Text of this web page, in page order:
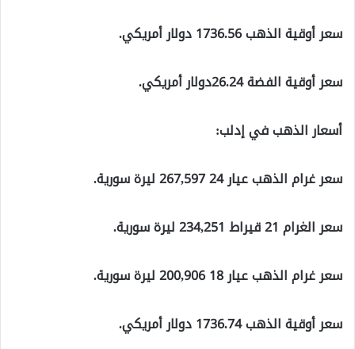
سعر أوقية الذهب 1736.56 دولار أمريكي.
سعر أوقية الفضة 26.24دولار أمريكي.
أسعار الذهب في إدلب:
سعر غرام الذهب عيار 24 267,597 ليرة سورية.
سعر الغرام 21 قيراط 234,251 ليرة سورية.
سعر غرام الذهب عيار 18 200,906 ليرة سورية.
سعر أوقية الذهب 1736.74 دولار أمريكي.